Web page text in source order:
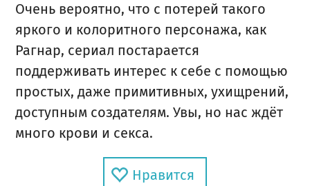
Очень вероятно, что с потерей такого
яркого и колоритного персонажа, как
Рагнар, сериал постарается
поддерживать интерес к себе с помощью
простых, даже примитивных, ухищрений,
доступным создателям. Увы, но нас ждёт
много крови и секса.
Нравится